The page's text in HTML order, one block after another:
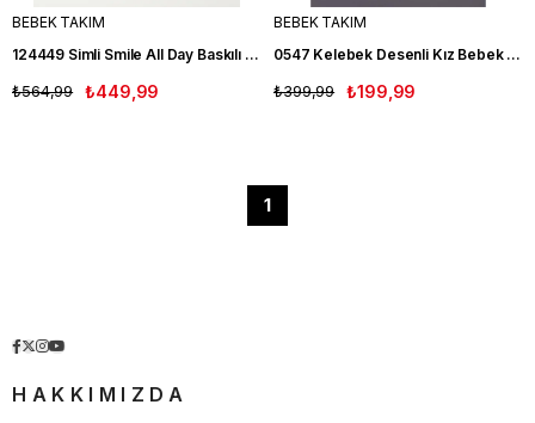
BEBEK TAKIM
124449 Simli Smile All Day Baskılı Üç İplik Şardonlu Kız Bebe Takım MOR
₺449,99
₺564,99
BEBEK TAKIM
0547 Kelebek Desenli Kız Bebek Takım PUDRA
₺199,99
₺399,99
1
HAKKIMIZDA